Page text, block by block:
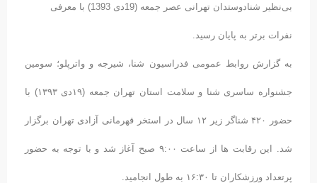
بی‌نظیر شنادوستدان تهرانی عصر جمعه (19دی 1393) با معرفی
نفرات برتر به پایان رسید.
به گزارش روابط عمومی فدراسیون شنا، شیرجه و واترپلو؛ سومین
جشنواره ساسری شنا و سلامت استان تهران جمعه (۱۹دی ۱۳۹۳) با
حضور ۴۲۰ شناگر زیر ۱۲ سال در استخر قهرمانی آزادی تهران برگزار
شد. این رقابت ها از ساعت ۹:۰۰ صبح آغاز شد و با توجه به حضور
پرتعداد ورزشکاران تا ۱۶:۳۰ به طول انجامید.